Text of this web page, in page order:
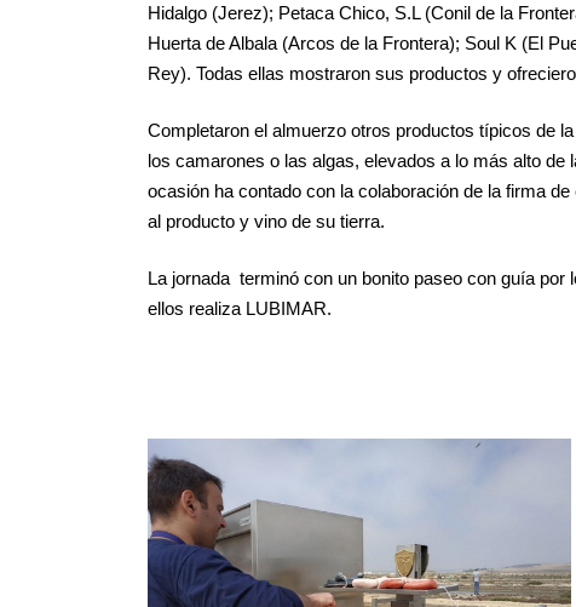
Hidalgo (Jerez); Petaca Chico, S.L (Conil de la
Huerta de Albala (Arcos de la Frontera); Soul K (El
Rey). Todas ellas mostraron sus productos y
Completaron el almuerzo otros productos típicos de
los camarones o las algas, elevados a lo más alto
ocasión ha contado con la colaboración de la firma
al producto y vino de su tierra.
La jornada terminó con un bonito paseo con guía
ellos realiza LUBIMAR.